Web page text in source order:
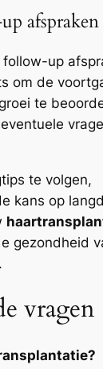
afspraken
up
om de
te
te volgen,
kans op
gezondheid
vragen